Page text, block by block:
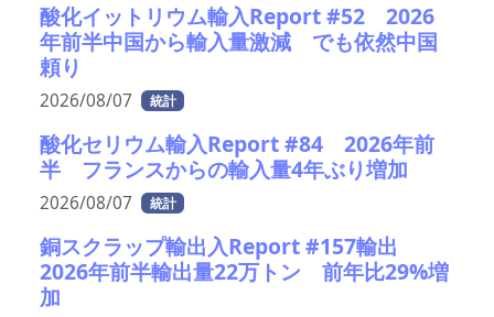
酸化イットリウム輸入Report #52 2026
年前半中国から輸入量激減 でも依然中国
頼り
2026/08/07 統計
酸化セリウム輸入Report #84 2026年前
半 フランスからの輸入量4年ぶり増加
2026/08/07 統計
銅スクラップ輸出入Report #157輸出
2026年前半輸出量22万トン 前年比29%増
加